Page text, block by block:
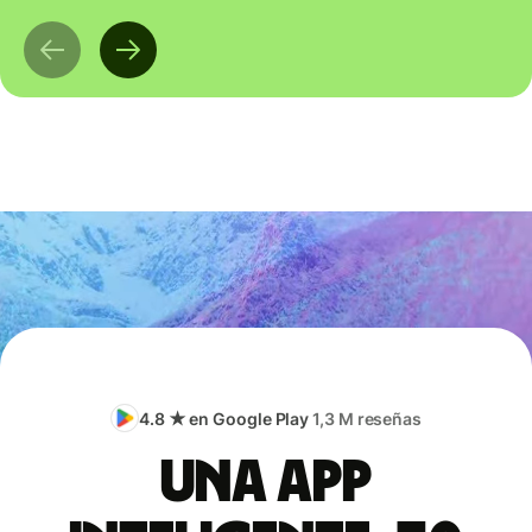
4.8 ★ en Google Play1,3 M reseñas
Una app